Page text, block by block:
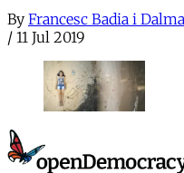
By Francesc Badia i
/ 11 Jul 2019